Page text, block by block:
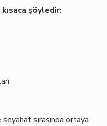
şöyledir:
sırasında ortaya